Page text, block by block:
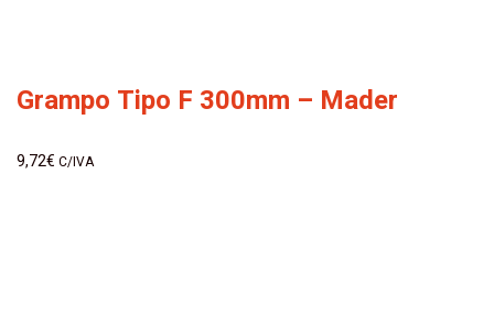
Grampo Tipo F 300mm – Mader
9,72€ C/IVA